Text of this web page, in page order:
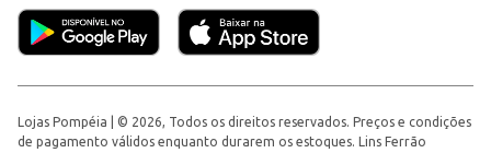
Lojas Pompéia | © 2026, Todos os direitos reservados. Preços e condições
de pagamento válidos enquanto durarem os estoques. Lins Ferrão